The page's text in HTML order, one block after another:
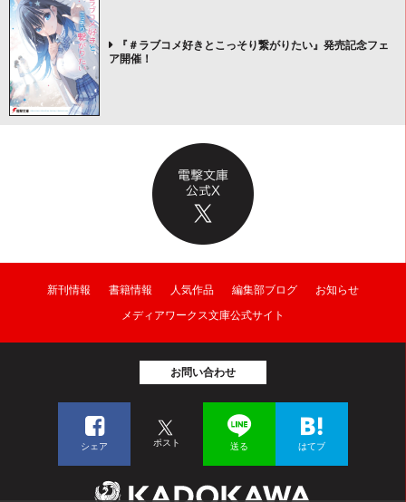
『＃ラブコメ好きとこっそり繋がりたい』発売記念フェ
ア開催！
新刊情報 書籍情報 人気作品 編集部ブログ
お知らせ
メディアワークス文庫公式サイト
お問い合わせ
シェア ポスト 送る はてブ